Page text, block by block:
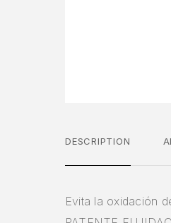
DESCRIPTION
Evita la oxidación